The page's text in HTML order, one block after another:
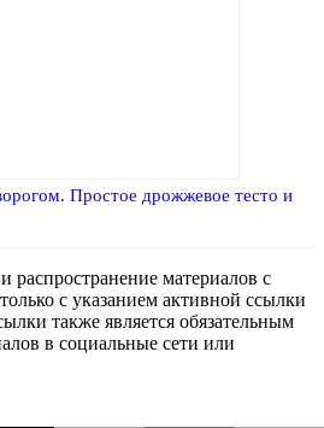
Простое дрожжевое тесто и
распространение материалов с
с указанием активной ссылки
также является обязательным
в социальные сети или